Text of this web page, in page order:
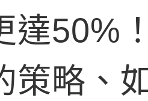
達50%
策略、